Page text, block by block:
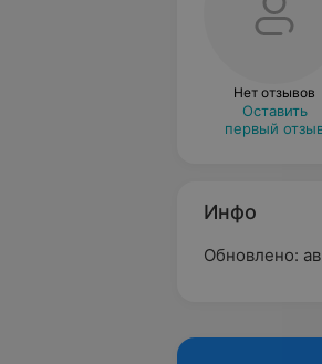
Нет отзывов
Оставить
первый
Инфо
Обновлено: